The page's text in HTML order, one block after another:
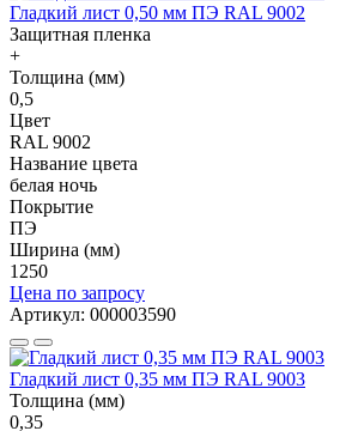
Гладкий лист 0,50 мм ПЭ RAL 9002
Защитная пленка
+
Толщина (мм)
0,5
Цвет
RAL 9002
Название цвета
белая ночь
Покрытие
ПЭ
Ширина (мм)
1250
Цена по запросу
Артикул: 000003590
Гладкий лист 0,35 мм ПЭ RAL 9003
Толщина (мм)
0,35